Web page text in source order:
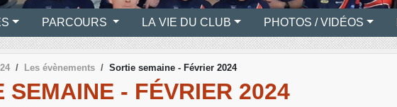
PARCOURS LA VIE DU CLUB PHOTOS / VIDÉOS
Les évènements Sortie semaine - Février 2024
SEMAINE - FÉVRIER 2024